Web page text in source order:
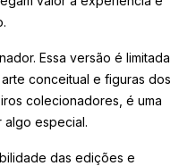
Essa versão é limitada
conceitual e figuras dos
colecionadores, é uma
especial.
das edições e